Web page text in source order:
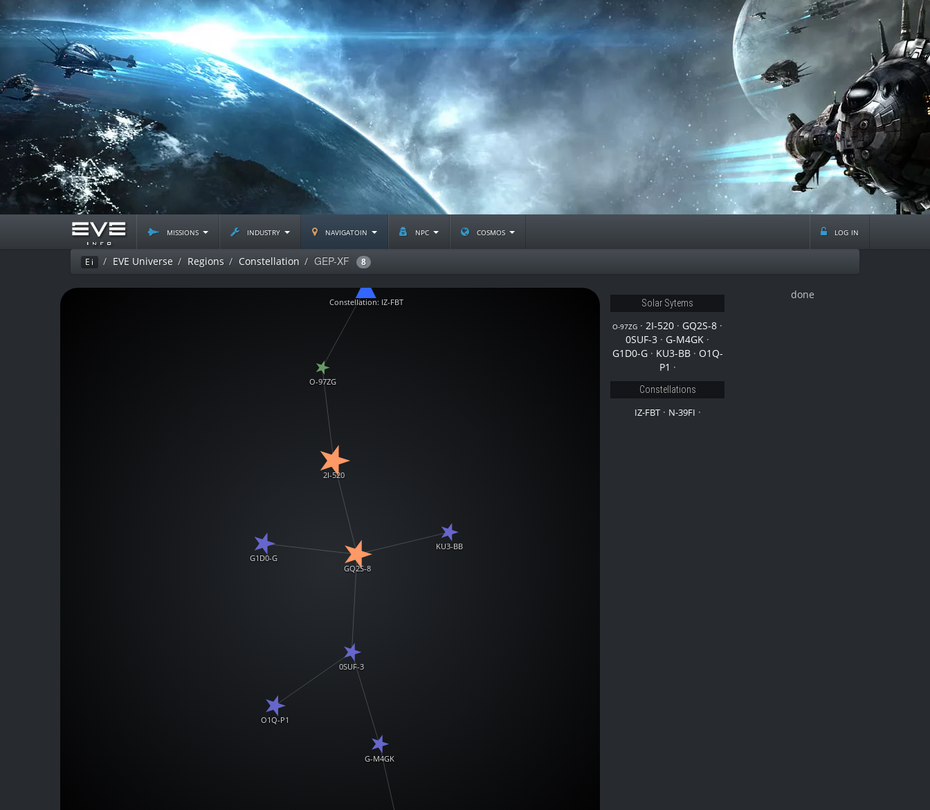
missions industry navigatoin npc cosmos log in
Ei EVE Universe Regions Constellation GEP-XF 8
Constellation: IZ-FBT
O-97ZG
2I-520
GQ2S-8
0SUF-3
G-M4GK
G1D0-G
KU3-BB
O1Q-P1
Solar Sytems
O-97ZG · 2I-520 · GQ2S-8 ·
0SUF-3 · G-M4GK ·
G1D0-G· KU3-BB· O1Q-
P1 ·
Constellations
IZ-FBT· N-39FI ·
done